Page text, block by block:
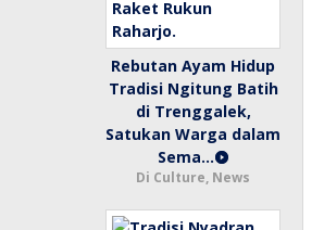
Rebutan Ayam Hidup
Tradisi Ngitung Batih
di Trenggalek,
Satukan Warga dalam
Sema…
Di Culture, News